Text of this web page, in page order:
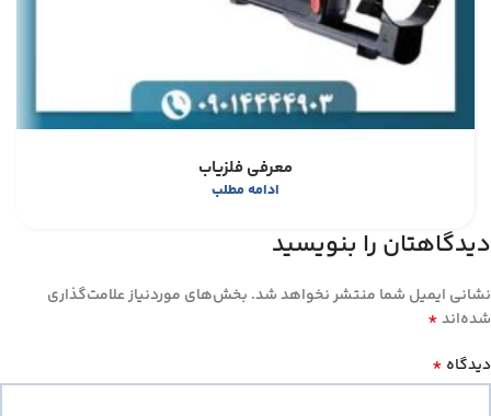
معرفی فلزیاب
ادامه مطلب
دیدگاهتان را بنویسید
نشانی ایمیل شما منتشر نخواهد شد. بخش‌های موردنیاز علامت‌گذاری
شده‌اند*
دیدگاه *